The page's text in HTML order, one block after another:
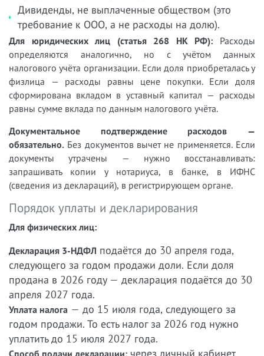
Дивиденды, не выплаченные обществом (это
требование к ООО, а не расходы на долю).
Для юридических лиц (статья 268 НК РФ): Расходы
определяются аналогично, но с учётом данных
налогового учёта организации. Если доля приобреталась у
физлица — расходы равны цене покупки. Если доля
сформирована вкладом в уставный капитал — расходы
равны сумме вклада по данным налогового учёта.
Документальное подтверждение расходов —
обязательно. Без документов вычет не применяется. Если
документы утрачены — нужно восстанавливать:
запрашивать копии у нотариуса, в банке, в ИФНС
(сведения из деклараций), в регистрирующем органе.
Порядок уплаты и декларирования
Для физических лиц:
Декларация 3-НДФЛ подаётся до 30 апреля года,
следующего за годом продажи доли. Если доля
продана в 2026 году — декларация подаётся до 30
апреля 2027 года.
Уплата налога — до 15 июля года, следующего за
годом продажи. То есть налог за 2026 год нужно
уплатить до 15 июля 2027 года.
Способ подачи декларации: